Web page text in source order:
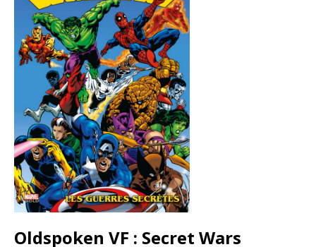
Oldspoken VF : Secret Wars